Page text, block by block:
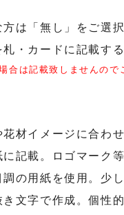
は「無し」をご選択
・カードに記載す
合は記載致しませんので
材イメージに合わ
に記載。ロゴマーク
調の用紙を使用。少
き文字で作成。個性